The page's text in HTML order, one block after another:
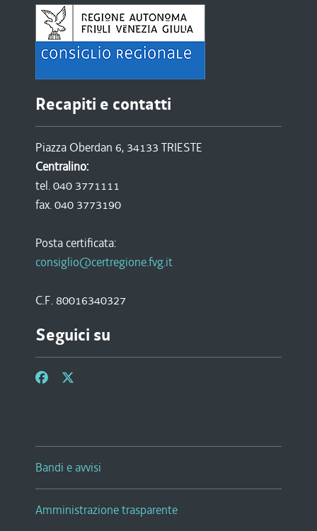
Recapiti e contatti
Piazza Oberdan 6, 34133 TRIESTE
Centralino:
tel. 040 3771111
fax. 040 3773190
Posta certificata:
consiglio@certregione.fvg.it
C.F. 80016340327
Seguici su
Bandi e avvisi
Amministrazione trasparente